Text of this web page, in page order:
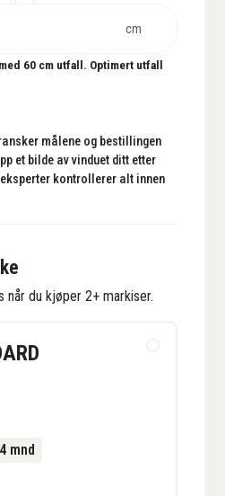
cm
60 cm utfall. Optimert utfall
målene og bestillingen
et bilde av vinduet ditt etter
kontrollerer alt innen
når du kjøper 2+ markiser.
mnd